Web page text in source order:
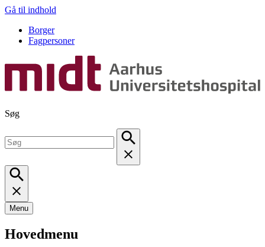
Gå til indhold
Borger
Fagpersoner
Søg
Menu
Hovedmenu